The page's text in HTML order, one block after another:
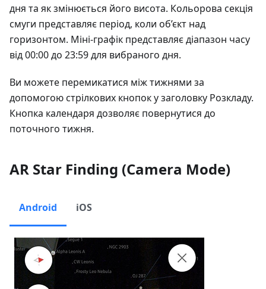
дня та як змінюється його висота. Кольорова секція
смуги представляє період, коли об’єкт над
горизонтом. Міні-графік представляє діапазон часу
від 00:00 до 23:59 для вибраного дня.
Ви можете перемикатися між тижнями за
допомогою стрілкових кнопок у заголовку Розкладу.
Кнопка календаря дозволяє повернутися до
поточного тижня.
AR Star Finding (Camera Mode)
Android iOS